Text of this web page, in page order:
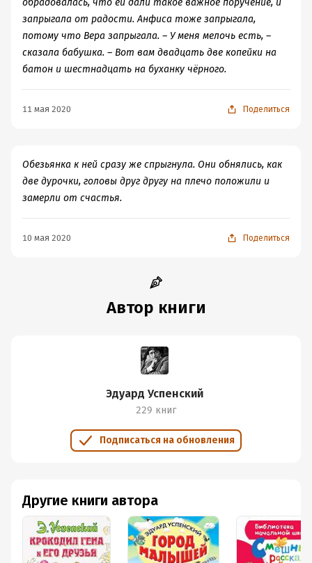
обрадовалась, что ей дали такое важное поручение, и
запрыгала от радости. Анфиса тоже запрыгала,
потому что Вера запрыгала. – У меня мелочь есть, –
сказала бабушка. – Вот вам двадцать две копейки на
батон и шестнадцать на буханку чёрного.
11 мая 2020 Поделиться
Обезьянка к ней сразу же спрыгнула. Они обнялись, как
две дурочки, головы друг другу на плечо положили и
замерли от счастья.
10 мая 2020 Поделиться
Автор книги
Эдуард Успенский
229 книг
Подписаться на обновления
Другие книги автора